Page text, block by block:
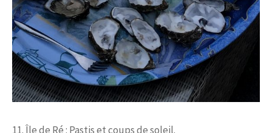
11. Île de Ré : Pastis et coups de soleil.